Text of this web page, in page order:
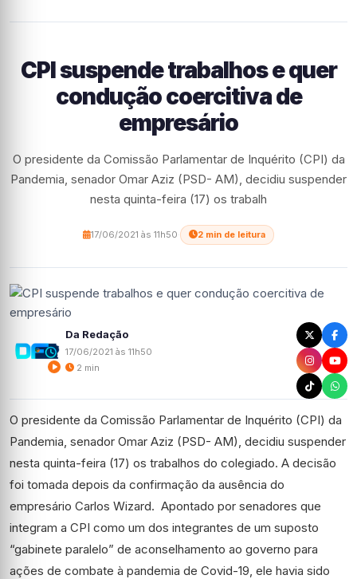
CPI suspende trabalhos e quer
condução coercitiva de
empresário
O presidente da Comissão Parlamentar de Inquérito (CPI) da
Pandemia, senador Omar Aziz (PSD- AM), decidiu suspender
nesta quinta-feira (17) os trabalh
17/06/2021 às 11h50 2 min de leitura
Da Redação
17/06/2021 às 11h50
2 min
O presidente da Comissão Parlamentar de Inquérito (CPI) da
Pandemia, senador Omar Aziz (PSD- AM), decidiu suspender
nesta quinta-feira (17) os trabalhos do colegiado. A decisão
foi tomada depois da confirmação da ausência do
empresário Carlos Wizard. Apontado por senadores que
integram a CPI como um dos integrantes de um suposto
“gabinete paralelo” de aconselhamento ao governo para
ações de combate à pandemia de Covid-19, ele havia sido